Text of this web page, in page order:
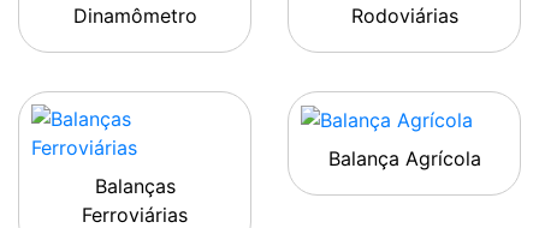
Dinamômetro
Rodoviárias
Balanças
Ferroviárias
Balança Agrícola